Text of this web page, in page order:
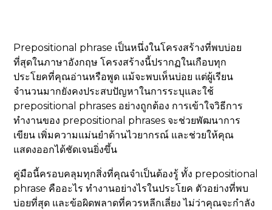
Prepositional phrase เป็นหนึ่งในโครงสร้างที่พบบ่อย
ที่สุดในภาษาอังกฤษ โครงสร้างนี้ปรากฏในเกือบทุก
ประโยคที่คุณอ่านหรือพูด แม้จะพบเห็นบ่อย แต่ผู้เรียน
จำนวนมากยังคงประสบปัญหาในการระบุและใช้
prepositional phrases อย่างถูกต้อง การเข้าใจวิธีการ
ทำงานของ prepositional phrases จะช่วยพัฒนาการ
เขียน เพิ่มความแม่นยำด้านไวยากรณ์ และช่วยให้คุณ
แสดงออกได้ชัดเจนยิ่งขึ้น
คู่มือนี้ครอบคลุมทุกสิ่งที่คุณจำเป็นต้องรู้ ทั้ง prepositional
phrase คืออะไร ทำงานอย่างไรในประโยค ตัวอย่างที่พบ
บ่อยที่สุด และข้อผิดพลาดที่ควรหลีกเลี่ยง ไม่ว่าคุณจะกำลัง